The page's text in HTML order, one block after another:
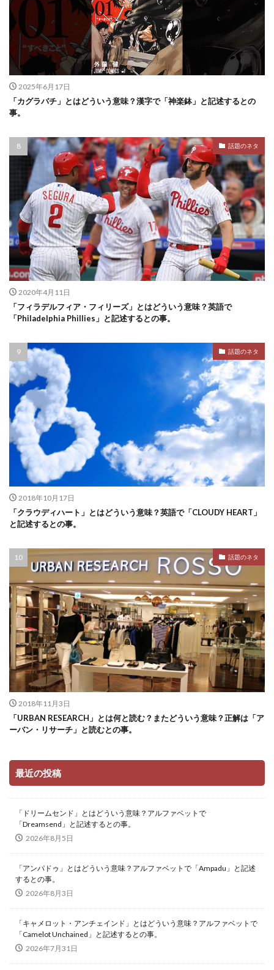
2025年6月17日
「カグラバチ」とはどういう意味？漢字で「神楽鉢」と記述するとの
事。
話題のネタ
2020年4月11日
「フィラデルフィア・フィリーズ」とはどういう意味？英語で
「Philadelphia Phillies」と記述するとの事。
話題のネタ
2018年10月17日
「クラウディハート」とはどういう意味？英語で「CLOUDY HEART」
と記述するとの事。
話題のネタ
2018年11月3日
「URBAN RESEARCH」とは何と読む？またどういう意味？正解は「ア
ーバン・リサーチ」と読むとの事。
最近の投稿
「ドリームセンド」とはどういう意味？アルファベットで
「Dreamsend」と記述するとの事。
2026年8月5日
「アンパドゥ」とはどういう意味？アルファベットで「Ampadu」と記述
するとの事。
2026年8月3日
「キャメロット・アンチェインド」とはどういう意味？アルファベットで
「Camelot Unchained」と記述するとの事。
2026年7月31日